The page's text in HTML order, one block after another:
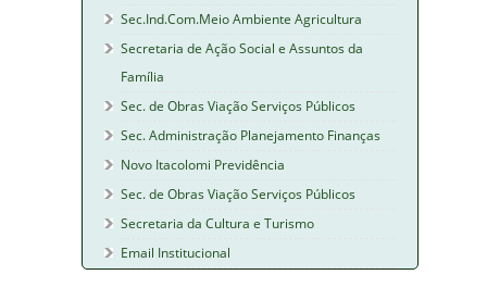
Sec.Ind.Com.Meio Ambiente Agricultura
Secretaria de Ação Social e Assuntos da
Família
Sec. de Obras Viação Serviços Públicos
Sec. Administração Planejamento Finanças
Novo Itacolomi Previdência
Sec. de Obras Viação Serviços Públicos
Secretaria da Cultura e Turismo
Email Institucional